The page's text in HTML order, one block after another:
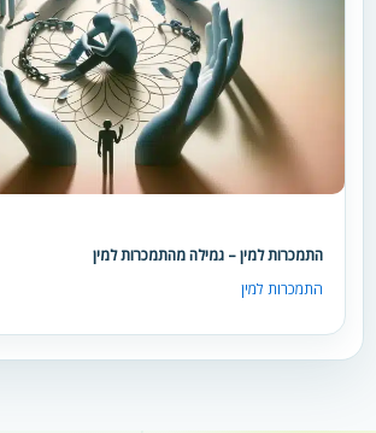
התמכרות למין – גמילה מהתמכרות למין
התמכרות למין